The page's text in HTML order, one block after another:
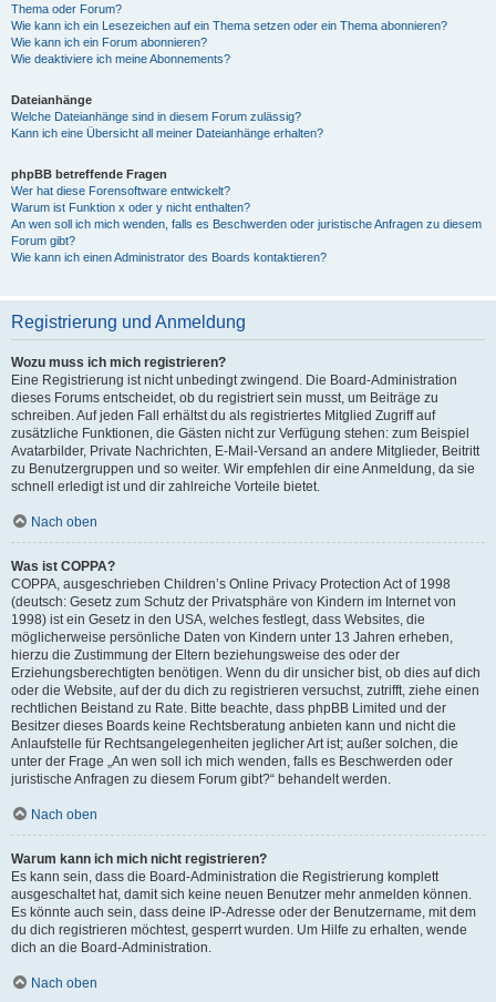
Thema oder Forum?
Wie kann ich ein Lesezeichen auf ein Thema setzen oder ein Thema abonnieren?
Wie kann ich ein Forum abonnieren?
Wie deaktiviere ich meine Abonnements?
Dateianhänge
Welche Dateianhänge sind in diesem Forum zulässig?
Kann ich eine Übersicht all meiner Dateianhänge erhalten?
phpBB betreffende Fragen
Wer hat diese Forensoftware entwickelt?
Warum ist Funktion x oder y nicht enthalten?
An wen soll ich mich wenden, falls es Beschwerden oder juristische Anfragen zu diesem
Forum gibt?
Wie kann ich einen Administrator des Boards kontaktieren?
Registrierung und Anmeldung
Wozu muss ich mich registrieren?
Eine Registrierung ist nicht unbedingt zwingend. Die Board-Administration
dieses Forums entscheidet, ob du registriert sein musst, um Beiträge zu
schreiben. Auf jeden Fall erhältst du als registriertes Mitglied Zugriff auf
zusätzliche Funktionen, die Gästen nicht zur Verfügung stehen: zum Beispiel
Avatarbilder, Private Nachrichten, E-Mail-Versand an andere Mitglieder, Beitritt
zu Benutzergruppen und so weiter. Wir empfehlen dir eine Anmeldung, da sie
schnell erledigt ist und dir zahlreiche Vorteile bietet.
Nach oben
Was ist COPPA?
COPPA, ausgeschrieben Children’s Online Privacy Protection Act of 1998
(deutsch: Gesetz zum Schutz der Privatsphäre von Kindern im Internet von
1998) ist ein Gesetz in den USA, welches festlegt, dass Websites, die
möglicherweise persönliche Daten von Kindern unter 13 Jahren erheben,
hierzu die Zustimmung der Eltern beziehungsweise des oder der
Erziehungsberechtigten benötigen. Wenn du dir unsicher bist, ob dies auf dich
oder die Website, auf der du dich zu registrieren versuchst, zutrifft, ziehe einen
rechtlichen Beistand zu Rate. Bitte beachte, dass phpBB Limited und der
Besitzer dieses Boards keine Rechtsberatung anbieten kann und nicht die
Anlaufstelle für Rechtsangelegenheiten jeglicher Art ist; außer solchen, die
unter der Frage „An wen soll ich mich wenden, falls es Beschwerden oder
juristische Anfragen zu diesem Forum gibt?“ behandelt werden.
Nach oben
Warum kann ich mich nicht registrieren?
Es kann sein, dass die Board-Administration die Registrierung komplett
ausgeschaltet hat, damit sich keine neuen Benutzer mehr anmelden können.
Es könnte auch sein, dass deine IP-Adresse oder der Benutzername, mit dem
du dich registrieren möchtest, gesperrt wurden. Um Hilfe zu erhalten, wende
dich an die Board-Administration.
Nach oben